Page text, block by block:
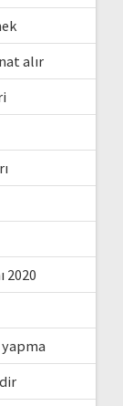
alır
2020
yapma